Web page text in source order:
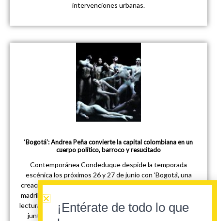
intervenciones urbanas.
‘Bogotá’: Andrea Peña convierte la capital colombiana en un
cuerpo político, barroco y resucitado
Contemporánea Condeduque despide la temporada
escénica los próximos 26 y 27 de junio con ‘Bogotá’, una
creación de la coreógrafa Andrea Peña que llega al espacio
madrileño como una de esas piezas llamadas a desbordar la
lectura cómoda de la danza contemporánea. La obra, creada
junto a su compañía AP&A —Andrea Peña & Artists—,
¡Entérate de todo lo que